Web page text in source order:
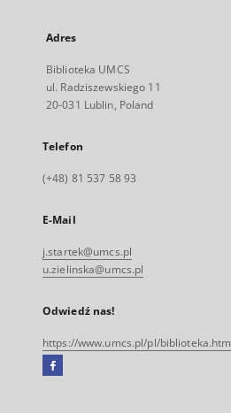
Adres
Biblioteka UMCS
ul. Radziszewskiego 11
20-031 Lublin, Poland
Telefon
(+48) 81 537 58 93
E-Mail
j.startek@umcs.pl
u.zielinska@umcs.pl
Odwiedź nas!
https://www.umcs.pl/pl/biblioteka.htm
Facebook